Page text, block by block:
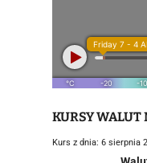
KURSY WALUT
Kurs z dnia: 6 sierpnia